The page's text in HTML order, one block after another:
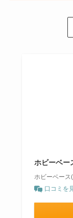
ホビーベー
ホビーベース
口コミを